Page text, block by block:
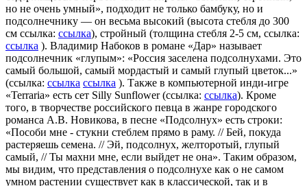
но не очень умный», подходит не только бамбуку, но и
подсолнечнику — он весьма высокий (высота стебля до 300
см ссылка: ссылка), стройный (толщина стебля 2-5 см, ссылка:
ссылка ). Владимир Набоков в романе «Дар» называет
подсолнечник «глупым»: «Россия заселена подсолнухами. Это
самый большой, самый мордастый и самый глупый цветок...»
(ссылка: ссылка ссылка ). Также в компьютерной инди-игре
«Terraria» есть сет Silly Sunflower (ссылка: ссылка). Кроме
того, в творчестве российского певца в жанре городского
романса А.В. Новикова, в песне «Подсолнух» есть строки:
«Пособи мне - стукни стеблем прямо в раму. // Бей, покуда
растеряешь семена. // Эй, подсолнух, желторотый, глупый
самый, // Ты махни мне, если выйдет не она». Таким образом,
мы видим, что представления о подсолнухе как о не самом
умном растении существует как в классической, так и в